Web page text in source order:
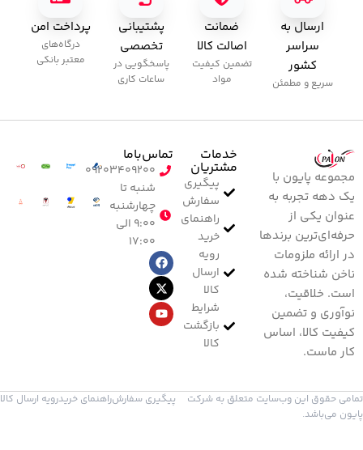
ارسال به
سراسر
کشور
سریع و مطمئن
ضمانت
اصالت کالا
تضمین کیفیت
مواد
پشتیبانی
تخصصی
پاسخگویی در
ساعات کاری
پرداخت امن
درگاه‌های
معتبر بانکی
مجموعه پایون با
یک دهه تجربه به
عنوان یکی از
حرفه‌ای‌ترین برندها
در ارائه ملزومات
ناخن شناخته شده
است. خلاقیت،
نوآوری و تضمین
کیفیت کالا، اساس
کار ماست.
خدمات
مشتریان
پیگیری
سفارش
راهنمای
خرید
رویه
ارسال
کالا
شرایط
بازگشت
کالا
تماس‌با‌ما
۰۹۲۰۳۴۰۹۲۰۰
شنبه تا
چهارشنبه
۹:۰۰ الی
۱۷:۰۰
تمامی حقوق این وب‌سایت متعلق به شرکت
پایون می‌باشد.
پیگیری سفارشراهنمای خریدرویه ارسال کالا